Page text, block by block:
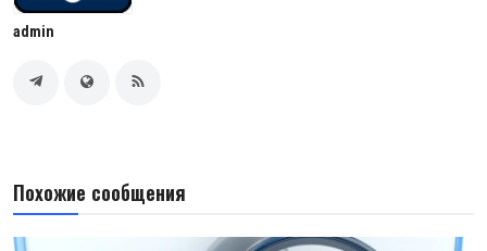
admin
Похожие сообщения